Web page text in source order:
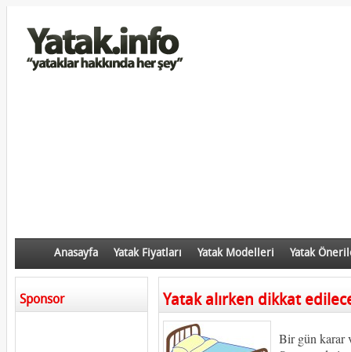
Anasayfa Yatak Fiyatları Yatak Modelleri Yatak
Sponsor Yatak alırken dikkat
Bir gün karar